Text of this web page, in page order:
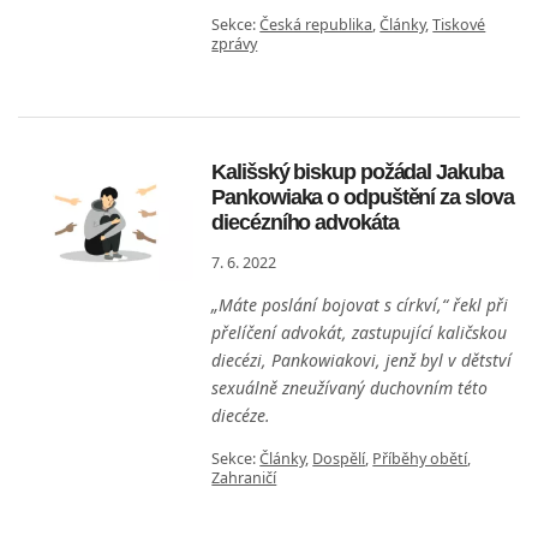
Sekce:Česká republika,Články,Tiskové
zprávy
Kališský biskup požádal Jakuba
Pankowiaka o odpuštění za slova
diecézního advokáta
7. 6. 2022
„Máte poslání bojovat s církví,“ řekl při
přelíčení advokát, zastupující kaličskou
diecézi, Pankowiakovi, jenž byl v dětství
sexuálně zneužívaný duchovním této
diecéze.
Sekce:Články, Dospělí, Příběhy obětí,
Zahraničí